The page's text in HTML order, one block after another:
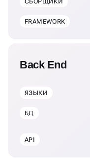
FRAMEWORK
Back End
ЯЗЫКИ
БД
API